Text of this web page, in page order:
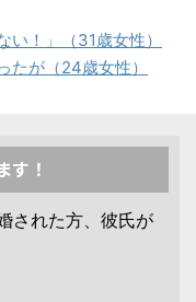
！」（31歳女性）
たが（24歳女性）
す！
された方、彼氏が